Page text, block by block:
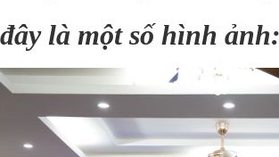
là một số hình